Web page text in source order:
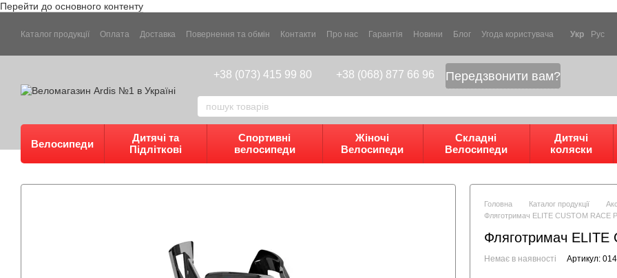
Перейти до основного контенту
Каталог продукції Оплата Доставка Повернення та обмін Контакти Про нас Гарантія Новини Блог Угода користувача Укр
Рус
+38 (073) 415 99 80 +38 (068) 877 66 96 Передзвонити вам?
Велосипеди
Дитячі та
Підліткові
Спортивні
велосипеди
Жіночі
Велосипеди
Складні
Велосипеди
Дитячі
коляски
Головна Каталог продукції
Фляготримач ELITE CUSTOM RACE
Фляготримач ELITE
Немає в наявності Артикул: